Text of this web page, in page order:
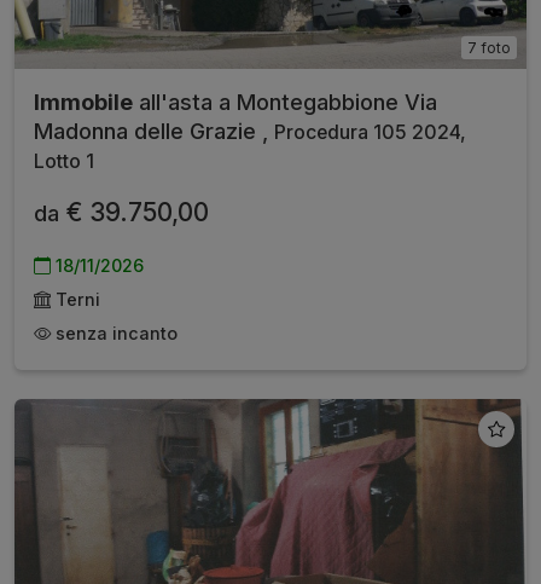
7 foto
Immobile all'asta a Montegabbione Via
Madonna delle Grazie ,
Procedura 105 2024,
Lotto 1
da € 39.750,00
18/11/2026
Terni
senza incanto